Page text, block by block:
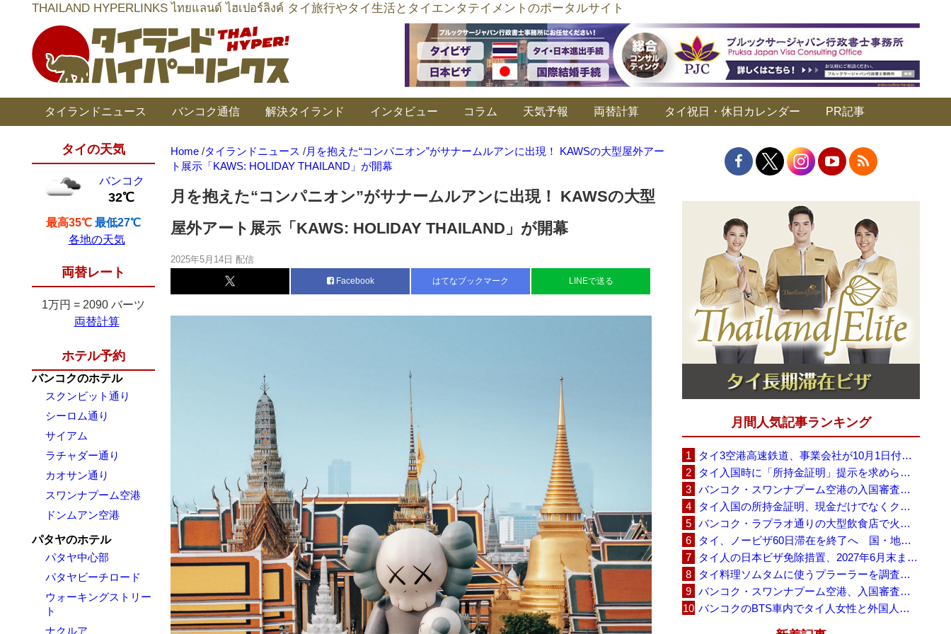
THAILAND HYPERLINKS ไทยแลนด์ ไฮเปอร์ลิงค์ タイ旅行やタイ生活とタイエンタテイメントのポータルサイト
タイランドニュース バンコク通信 解決タイランド インタビュー コラム 天気予報 両替計算 タイ祝日・休日カレンダー PR記事
タイの天気
バンコク
32℃
最高35℃ 最低27℃
各地の天気
両替レート
1万円 = 2090 バーツ
両替計算
ホテル予約
バンコクのホテル
スクンビット通り
シーロム通り
サイアム
ラチャダー通り
カオサン通り
スワンナプーム空港
ドンムアン空港
パタヤのホテル
パタヤ中心部
パタヤビーチロード
ウォーキングストリー
ト
ナクルア
Home /タイランドニュース /月を抱えた“コンパニオン”がサナームルアンに出現！ KAWSの大型屋外アー
ト展示「KAWS: HOLIDAY THAILAND」が開幕
月を抱えた“コンパニオン”がサナームルアンに出現！ KAWSの大型
屋外アート展示「KAWS: HOLIDAY THAILAND」が開幕
2025年5月14日 配信
Facebook はてなブックマーク LINEで送る
月間人気記事ランキング
タイ3空港高速鉄道、事業会社が10月1日付の契約終了を通知 「現時点での撤退決定ではない」
タイ入国時に「所持金証明」提示を求められる場合も、タイ政府観光庁が外国人旅行者に再周知
バンコク・スワンナプーム空港の入国審査に長蛇の列、SNSで「3～4時間待ち」との投稿が拡散
タイ入国の所持金証明、現金だけでなくクレジットカードや銀行明細も提示可能
バンコク・ラプラオ通りの大型飲食店で火災、27人死亡・多数負傷
タイ、ノービザ60日滞在を終了へ 国・地域別に30日・15日へ再編
タイ人の日本ビザ免除措置、2027年6月末まで延長 不安広がる中でひとまず安堵
タイ料理ソムタムに使うプラーラーを調査へ、大学新入生4,233人が肝吸虫感染
バンコク・スワンナプーム空港、入国審査で2～3時間待ちの時間帯も 審査厳格化と人員不足が影響か
バンコクのBTS車内でタイ人女性と外国人学生グループが口論、騒音めぐる動画が拡散